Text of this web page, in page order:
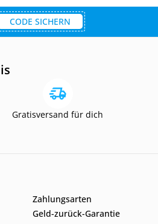
CODE SICHERN
Gratisversand für dich
Zahlungsarten
Geld-zurück-Garantie